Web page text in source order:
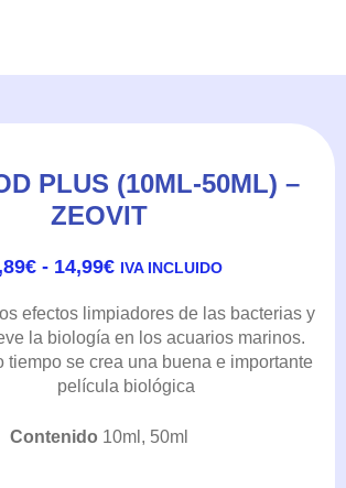
PLUS (10ML-50ML) –
ZEOVIT
€ - 14,99€DE
DESDE
10,89€
HASTA
14,99€
IVA INCLUIDO
efectos limpiadores de las bacterias y
la biología en los acuarios marinos.
tiempo se crea una buena e importante
película biológica
Contenido 10ml, 50ml